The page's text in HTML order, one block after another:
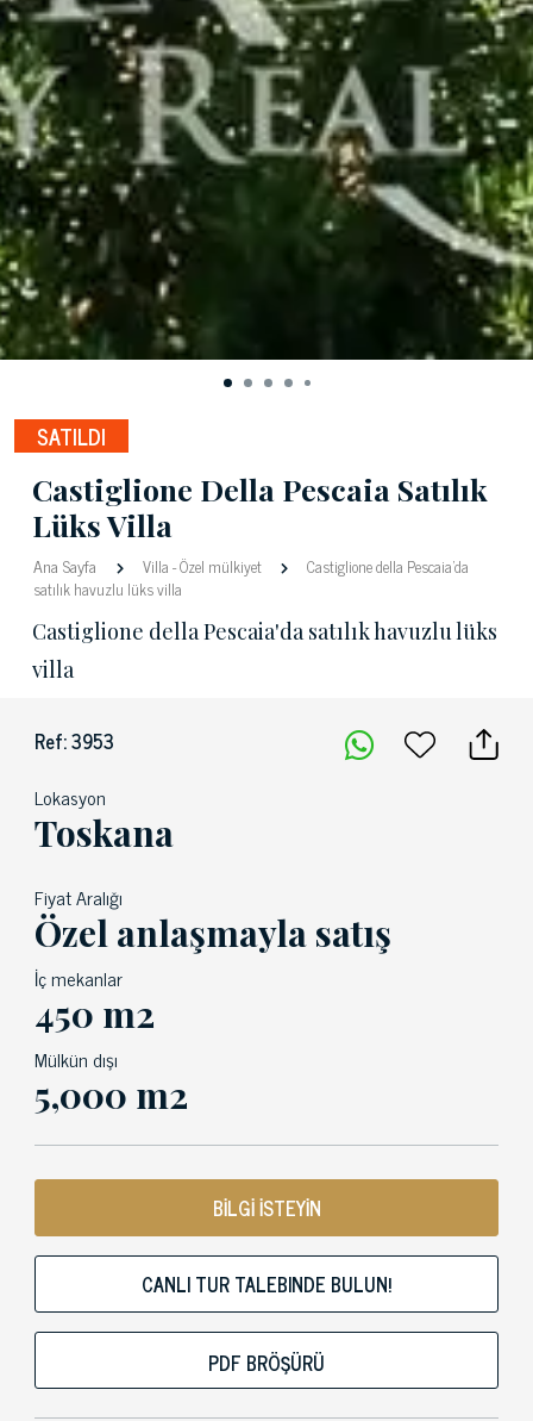
SATILDI
Castiglione Della Pescaia Satılık
Lüks Villa
Ana Sayfa Villa-Özel mülkiyet
Castiglione della Pescaia'da
satılık havuzlu lüks villa
Castiglione della Pescaia'da satılık havuzlu lüks
villa
Ref: 3953
Lokasyon
Toskana
Fiyat Aralığı
Özel anlaşmayla satış
İç mekanlar
450 m2
Mülkün dışı
5,000 m2
BİLGİ İSTEYİN
CANLI TUR TALEBINDE BULUN!
PDF BRÖŞÜRÜ